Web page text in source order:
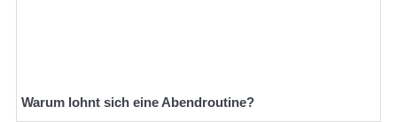
Warum lohnt sich eine Abendroutine?